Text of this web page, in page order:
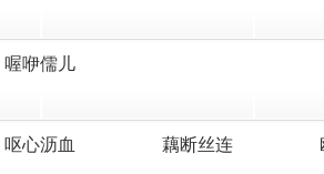
喔咿儒儿
呕心沥血 藕断丝连